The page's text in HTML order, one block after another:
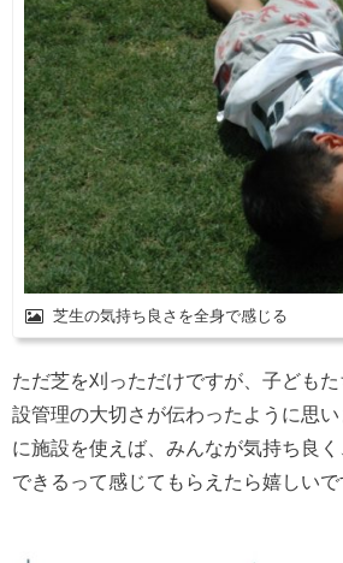
芝生の気持ち良さを全身で感じる
ただ芝を刈っただけですが、子ども
設管理の大切さが伝わったように思
に施設を使えば、みんなが気持ち良
できるって感じてもらえたら嬉しいで